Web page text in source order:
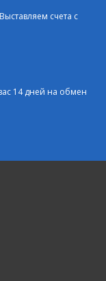
счета с
14 дней на обмен